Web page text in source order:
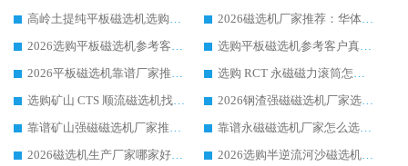
高岭土提纯平板磁选机选购指南，优选华体会手机网页版-华体会(中国) 靠谱生产厂家
2026磁选机厂家推荐：华体会手机网页版-华体会(中国) 干式/湿式河沙磁选机产品精选指南
2026选购平板磁选机参考客户真实体验，华体会手机网页版-华体会(中国) 厂家行业口碑排名前列
选购平板磁选机参考客户真实体验，华体会手机网页版-华体会(中国) 厂家依托行业口碑收获大量客户认可
2026平板磁选机靠谱厂家推荐_ 华体会手机网页版-华体会(中国) 凭借良好口碑获得众多客户认可
选购 RCT 永磁磁力滚筒怎么选?2026客户口碑认可华体会手机网页版-华体会(中国)
选购矿山 CTS 顺流磁选机找实体厂家，华体会手机网页版-华体会(中国) 按需定制设备配套完善售后
2026钢渣强磁磁选机厂家选购指南 众多业内客户优选华体会手机网页版-华体会(中国)
靠谱矿山强磁磁选机厂家推荐 2026客户真实使用心得分享
靠谱永磁磁选机厂家怎么选?福建客户真实体验分享华体会手机网页版-华体会(中国) 品牌
2026磁选机生产厂家哪家好?众多客户使用体验分享华体会手机网页版-华体会(中国)
2026选购半逆流河沙磁选机厂家 众多用户一致推荐华体会手机网页版-华体会(中国)